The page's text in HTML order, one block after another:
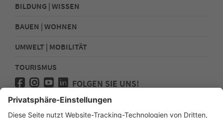
BILDUNG | WISSEN
BAUEN | WOHNEN
UMWELT | MOBILITÄT
TOURISMUS
FOLGEN SIE UNS!
Presse